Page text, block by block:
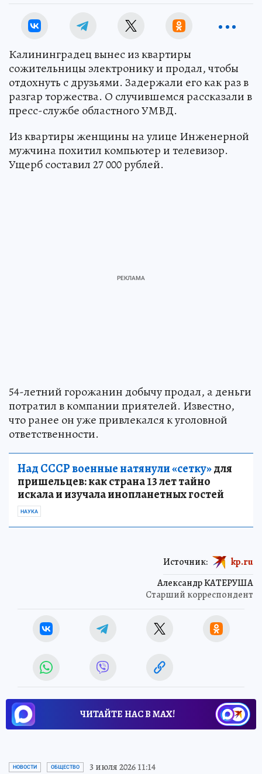
Калининградец вынес из квартиры
сожительницы электронику и продал, чтобы
отдохнуть с друзьями. Задержали его как раз в
разгар торжества. О случившемся рассказали в
пресс-службе областного УМВД.
Из квартиры женщины на улице Инженерной
мужчина похитил компьютер и телевизор.
Ущерб составил 27 000 рублей.
54-летний горожанин добычу продал, а деньги
потратил в компании приятелей. Известно,
что ранее он уже привлекался к уголовной
ответственности.
Над СССР военные натянули «сетку»для
пришельцев: как страна 13 лет тайно
искала и изучала инопланетных гостей
НАУКА
Александр КАТЕРУША
Старший корреспондент
Источник: kp.ru
ЧИТАЙТЕ НАС В МАХ!
НОВОСТИ ОБЩЕСТВО 3 июля 2026 11:14